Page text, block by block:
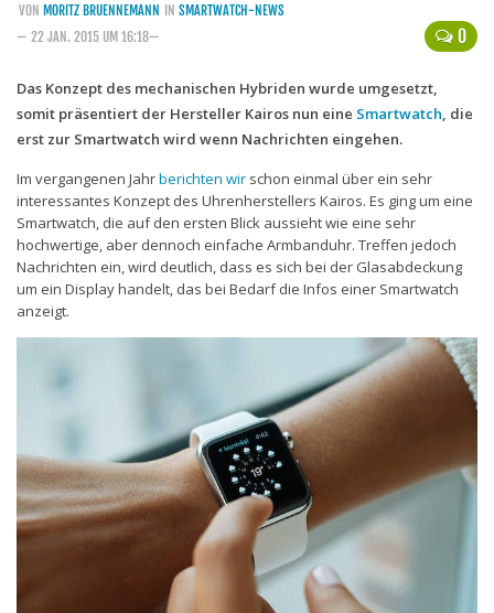
Handytarife
Smartphonetarife
Datentarife
o2
Smartphonetarife
Prepaid-Tarife
Datentarife
Flatrate-Prepaidtarife
Mobilfunk-Tarifrechner
Flatrate-Datentarife
0
VON MORITZ BRUENNEMANN IN SMARTWATCH-NEWS
— 22 JAN. 2015 UM 16:18—
Das Konzept des mechanischen Hybriden wurde umgesetzt,
somit präsentiert der Hersteller Kairos nun eine Smartwatch, die
erst zur Smartwatch wird wenn Nachrichten eingehen.
Im vergangenen Jahrberichten wir schon einmal über ein sehr
interessantes Konzept des Uhrenherstellers Kairos. Es ging um eine
Smartwatch, die auf den ersten Blick aussieht wie eine sehr
hochwertige, aber dennoch einfache Armbanduhr. Treffen jedoch
Nachrichten ein, wird deutlich, dass es sich bei der Glasabdeckung
um ein Display handelt, das bei Bedarf die Infos einer Smartwatch
anzeigt.